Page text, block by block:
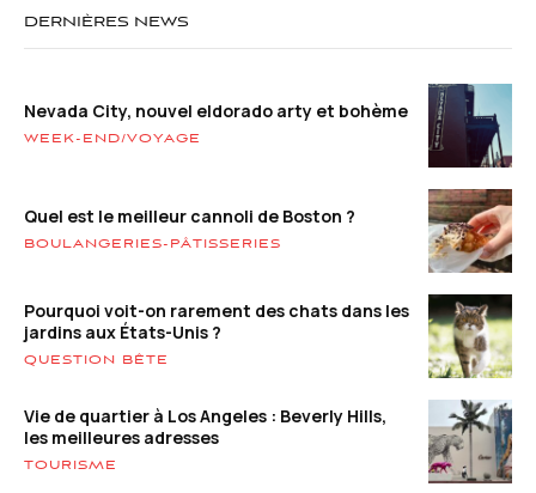
DERNIÈRES NEWS
Nevada City, nouvel eldorado arty et bohème
WEEK-END/VOYAGE
Quel est le meilleur cannoli de Boston ?
BOULANGERIES-PÂTISSERIES
Pourquoi voit-on rarement des chats dans les
jardins aux États-Unis ?
QUESTION BÊTE
Vie de quartier à Los Angeles : Beverly Hills,
les meilleures adresses
TOURISME